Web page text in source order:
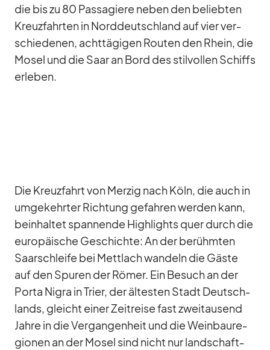
die bis zu 80 Pas­sa­giere ne­ben den be­lieb­ten
Kreuz­fahr­ten in Nord­deutsch­land auf vier ver­
schie­de­nen, acht­tä­gi­gen Rou­ten den Rhein, die
Mo­sel und die Saar an Bord des stil­vol­len Schiffs
er­le­ben.
Die Kreuz­fahrt von Mer­zig nach Köln, die auch in
um­ge­kehr­ter Rich­tung ge­fah­ren wer­den kann,
be­inhal­tet span­nende High­lights quer durch die
eu­ro­päi­sche Ge­schichte: An der be­rühm­ten
Saar­schleife bei Mett­lach wan­deln die Gäste
auf den Spu­ren der Rö­mer. Ein Be­such an der
Porta Ni­gra in Trier, der äl­tes­ten Stadt Deutsch­
lands, gleicht ei­ner Zeit­reise fast zwei­tau­send
Jahre in die Ver­gan­gen­heit und die Wein­bau­re­
gio­nen an der Mo­sel sind nicht nur land­schaft­